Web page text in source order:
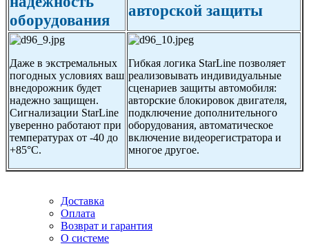
оборудования
авторской защиты
Даже в экстремальных
погодных условиях ваш
внедорожник будет
надежно защищен.
Сигнализации StarLine
уверенно работают при
температурах от -40 до
+85°С.
Гибкая логика StarLine позволяет
реализовывать индивидуальные
сценариев защиты автомобиля:
авторские блокировок двигателя,
подключение дополнительного
оборудования, автоматическое
включение видеорегистратора и
многое другое.
Доставка
Оплата
Возврат и гарантия
О системе